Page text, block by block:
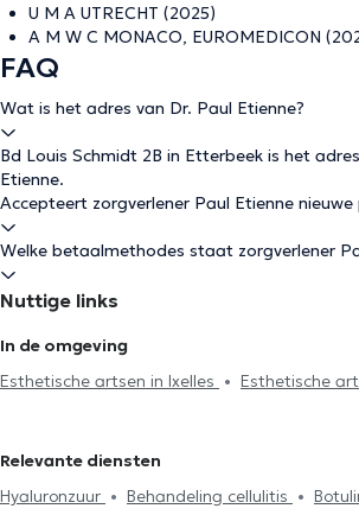
U M A UTRECHT (2025)
A M W C MONACO, EUROMEDICON
FAQ
Wat is het adres van Dr. Paul Etienne?
Bd Louis Schmidt 2B in Etterbeek is het
Etienne.
Accepteert zorgverlener Paul Etienne
Welke betaalmethodes staat zorgverlener
Nuttige links
In de omgeving
Esthetische artsen in Ixelles
Esthetische
Esthetische artsen in Schaerbeek
Esthetische artsen in Jette
Esthetische
Relevante diensten
Hyaluronzuur
Behandeling cellulitis